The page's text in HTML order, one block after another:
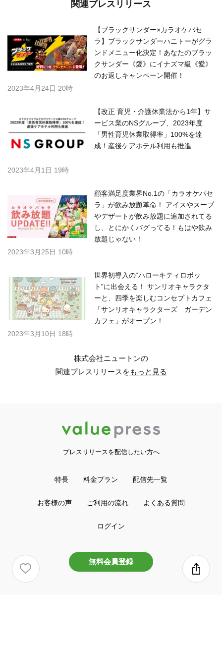
関連プレスリリース
【ブラックサンダー×カラオケパセ
ラ】ブラックサンダーハニトーがグラ
ンドメニュー化決定！あなたのブラッ
クサンダー《愛》にイナズマ級《愛》
のお返しキャンペーン開催！
2023年4月24日 20時
【改正 育児・介護休業法から1年】サ
ービス業のNSグループ、2023年度
「男性育児休業取得率」100%を達
成！産後ケアホテル利用も推進
2023年4月1日 19時
顧客満足度業界No.1の「カラオケパセ
ラ」が飲み放題革命！ アイスやスープ
やデザートが飲み放題に追加されてる
し、とにかくバグってる！もはや飲み
放題じゃない！
2023年3月25日 10時
世界初導入の“ハローキティロボッ
ト”に出会える！ サンリオキャラクタ
ーと、四季を楽しむコンセプトカフェ
「サンリオキャラクターズ ガーデン
カフェ」がオープン！
2023年3月10日 18時
株式会社ニュートンの
関連プレスリリースをもっと見る
プレスリリースを配信したい方へ
特長 料金プラン 配信先一覧
お客様の声 ご利用の流れ よくある質問
ログイン
無料会員登録